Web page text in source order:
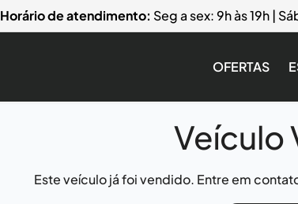
Horário de atendimento: Seg a sex: 9h às 19h |
OFERTAS
Veículo
Este veículo já foi vendido. Entre em